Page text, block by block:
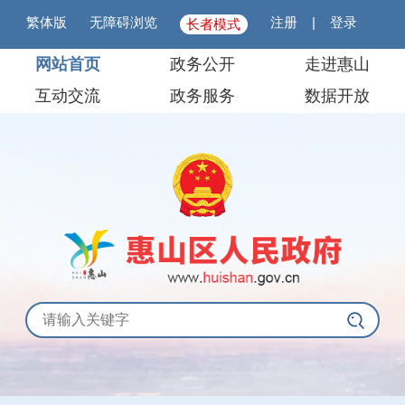
繁体版 无障碍浏览 长者模式 注册| 登录
网站首页 政务公开
走进惠山
互动交流
政务服务 数据开放